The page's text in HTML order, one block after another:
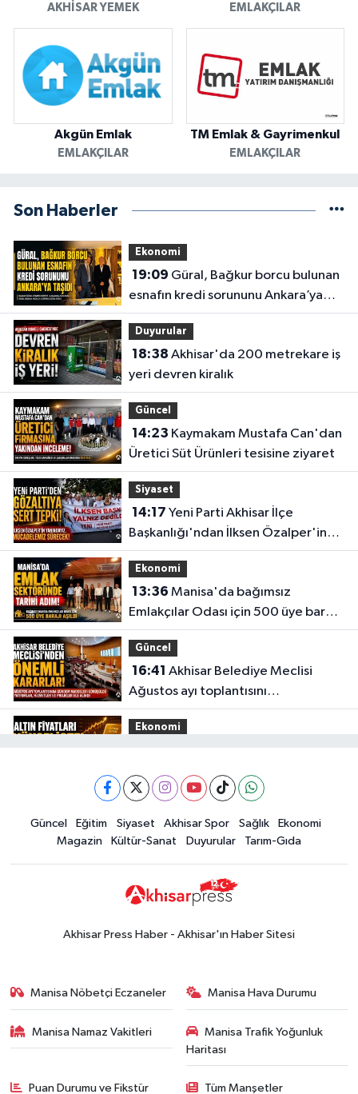
AKHISAR YEMEK EMLAKÇILAR
Akgün Emlak
EMLAKÇILAR
TM Emlak & Gayrimenkul
EMLAKÇILAR
Son Haberler
Ekonomi
19:09
esnafın kredi sorununu Ankara’ya
taşıdı
Duyurular
18:38
yeri devren kiralık
Güncel
14:23
Üretici Süt Ürünleri tesisine ziyaret
Siyaset
14:17
Başkanlığı'ndan İlksen Özalper'in
gözaltına alınmasına tepki
Ekonomi
13:36
Emlakçılar Odası için 500 üye barajı
aşıldı
Güncel
16:41
Ağustos ayı toplantısını
gerçekleştirdi
Ekonomi
15:02Akhisar'da sıcak hava etkisini
sürdürüyor! İşte 5 günlük hava
durumu
Güncel
14:53
yükselişle başladı! İşte 3 Ağustos
Çanakkale'nin tarihini yerinde
Güncel Eğitim Siyaset Akhisar Spor Sağlık
Ekonomi
Magazin
Kültür-Sanat Duyurular Tarım-Gıda
Akhisar Press Haber - Akhisar'ın Haber Sitesi
Manisa Nöbetçi Eczaneler Manisa Hava Durumu
Manisa Namaz Vakitleri
Manisa Trafik Yoğunluk
Haritası
Puan Durumu ve Fikstür Tüm Manşetler